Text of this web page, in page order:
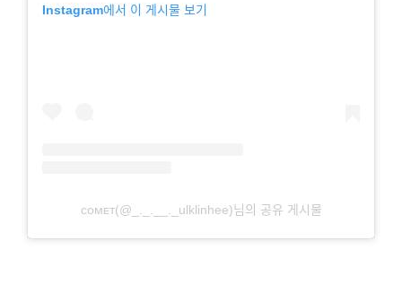
Instagram에서 이 게시물 보기
ᴄᴏᴍᴇᴛ(@_._.__._ulklinhee)님의 공유 게시물